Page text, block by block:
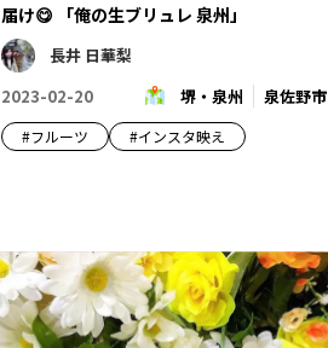
届け😋 「俺の生ブリュレ 泉州」
長井 日華梨
2023-02-20
堺・泉州 泉佐野市
#フルーツ #インスタ映え